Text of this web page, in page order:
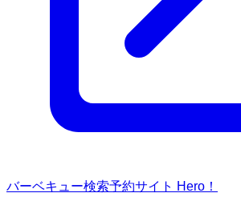
バーベキュー検索予約サイト Hero！